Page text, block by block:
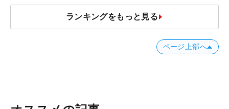
ランキングをもっと見る
ページ上部へ